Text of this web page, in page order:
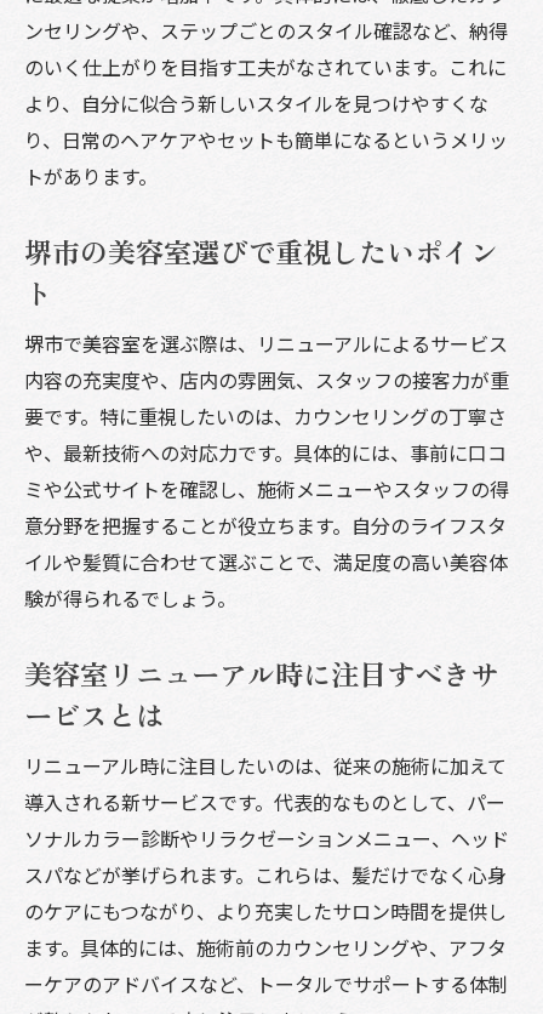
堺市美容室の人気メニューとその魅力
美容室選びを失敗しないためのチェックポ
イント
自分らしさを引き出す堺市の美容室活用術
美容室のパーソナルカラー診断で自分を知
堺市美容室のカウンセリングを活かすコツ
美容室で叶える理想の自分づくり体験
堺市美容室で人気のパーソナルサービスと
は
美容室活用で毎日をもっと輝かせる方法
美容室でリフレッシュしたい方必見の魅力
美容室で心と体をリフレッシュする方法
堺市美容室の癒し空間で過ごす贅沢時間
め
リフレッシュできる美容室の選び方ガイド
堺市美容室で得られる満足度の理由とは
リニューアル美容室のサービス進化をチェック
美容室リニューアルで進化したサービス内
容
堺市美容室の最新設備と技術を紹介
リニューアル美容室で増えた新メニューと
ンセリングや、ステップごとのスタイル確認など、納得
のいく仕上がりを目指す工夫がなされています。これに
より、自分に似合う新しいスタイルを見つけやすくな
り、日常のヘアケアやセットも簡単になるというメリッ
トがあります。
堺市の美容室選びで重視したいポイン
ト
堺市で美容室を選ぶ際は、リニューアルによるサービス
内容の充実度や、店内の雰囲気、スタッフの接客力が重
要です。特に重視したいのは、カウンセリングの丁寧さ
や、最新技術への対応力です。具体的には、事前に口コ
ミや公式サイトを確認し、施術メニューやスタッフの得
意分野を把握することが役立ちます。自分のライフスタ
イルや髪質に合わせて選ぶことで、満足度の高い美容体
験が得られるでしょう。
美容室リニューアル時に注目すべきサ
ービスとは
リニューアル時に注目したいのは、従来の施術に加えて
導入される新サービスです。代表的なものとして、パー
ソナルカラー診断やリラクゼーションメニュー、ヘッド
スパなどが挙げられます。これらは、髪だけでなく心身
のケアにもつながり、より充実したサロン時間を提供し
ます。具体的には、施術前のカウンセリングや、アフタ
ーケアのアドバイスなど、トータルでサポートする体制